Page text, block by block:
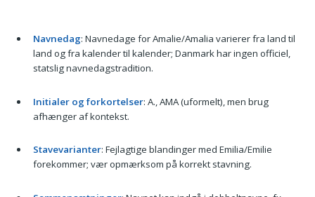
Navnedag: Navnedage for Amalie/Amalia varierer fra land til
land og fra kalender til kalender; Danmark har ingen officiel,
statslig navnedagstradition.
Initialer og forkortelser: A., AMA (uformelt), men brug
afhænger af kontekst.
Stavevarianter: Fejlagtige blandinger med Emilia/Emilie
forekommer; vær opmærksom på korrekt stavning.